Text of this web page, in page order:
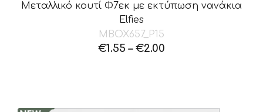
Μεταλλικό κουτί Φ7εκ με εκτύπωση νανάκια
Elfies
MBOX657_P15
€1.55 – €2.00